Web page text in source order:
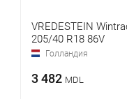
VREDESTEIN
205/40 R18 86V
Голландия
3 482 MDL